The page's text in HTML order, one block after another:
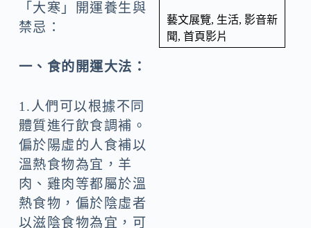
「大寒」開運養生與
禁忌：
一、食的開運大法：
1.人們可以根據不同
體質進行飲食調補。
偏於陽虛的人食補以
溫熱食物為宜，羊
肉、雞肉等都屬於溫
熱食物，偏於陰虛者
以滋陰食物為宜，可
藝文展覽, 生活, 影音新
聞, 首頁影片